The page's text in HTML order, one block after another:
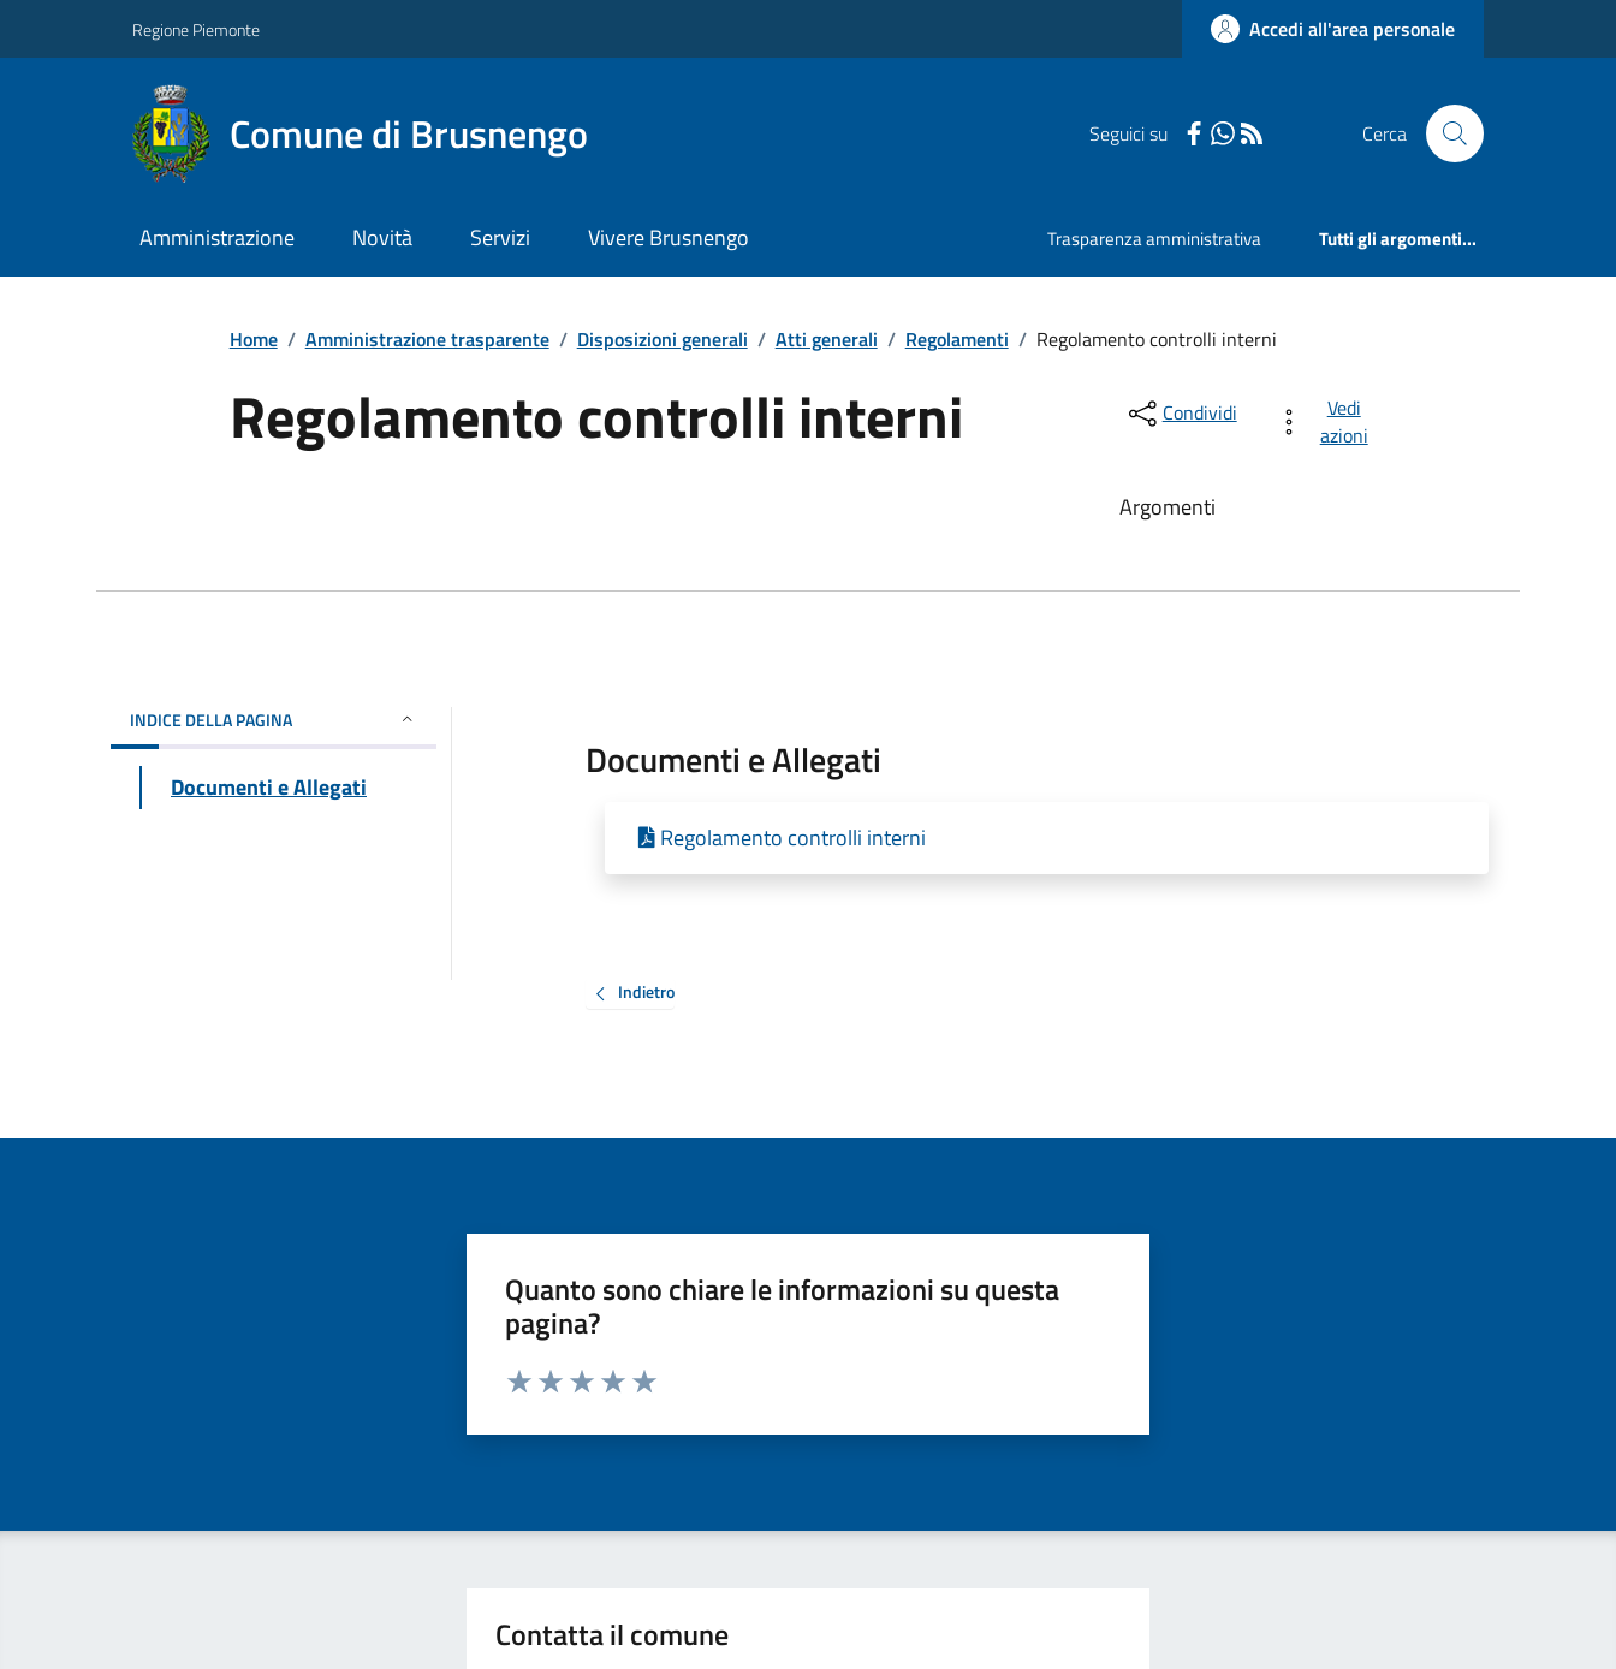
Regione Piemonte Accedi all'area personale
Comune di Brusnengo Seguici su Cerca
Amministrazione Novità Servizi Vivere Brusnengo Trasparenza amministrativa Tutti gli argomenti...
Home / Amministrazione trasparente / Disposizioni generali / Atti generali / Regolamenti / Regolamento controlli interni
Regolamento controlli interni Condividi
Vedi
azioni
Argomenti
INDICE DELLA PAGINA
Documenti e Allegati
Documenti e Allegati
Regolamento controlli interni
Indietro
Quanto sono chiare le informazioni su questa
pagina?
Valuta da 1 a 5 stelle la pagina
Contatta il comune